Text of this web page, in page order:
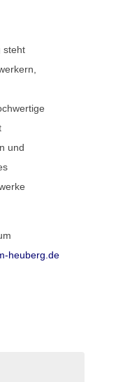
steht
und
heuberg.de